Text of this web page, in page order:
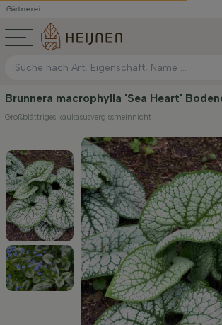
Brunnera macrophylla 'Sea Heart'
Großblättriges kaukasusvergissmeinnicht